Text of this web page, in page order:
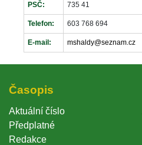
PSČ: 735 41
Telefon: 603 768 694
E-mail: mshaldy@seznam.cz
Časopi
Aktuální číslo
Předplatné
Redakce